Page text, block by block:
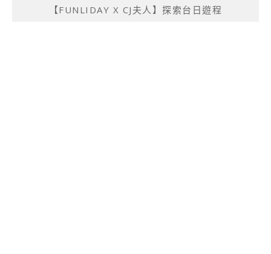
【FUNLIDAY X CJ夫人】探索台日遊程